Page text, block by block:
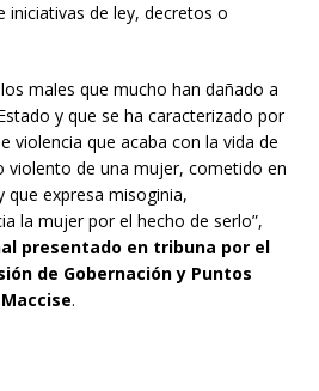
iniciativas de ley, decretos o
males que mucho han dañado a
y que se ha caracterizado por
violencia que acaba con la vida de
violento de una mujer, cometido en
expresa misoginia,
la mujer por el hecho de serlo”,
presentado en tribuna por el
de Gobernación y Puntos
.